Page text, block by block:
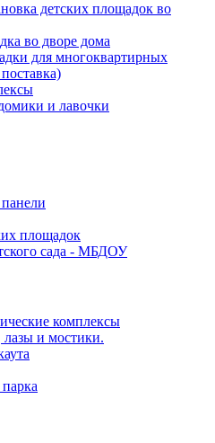
детских площадок во
во дворе дома
для многоквартирных
и лавочки
площадок
сада - МБДОУ
комплексы
и мостики.